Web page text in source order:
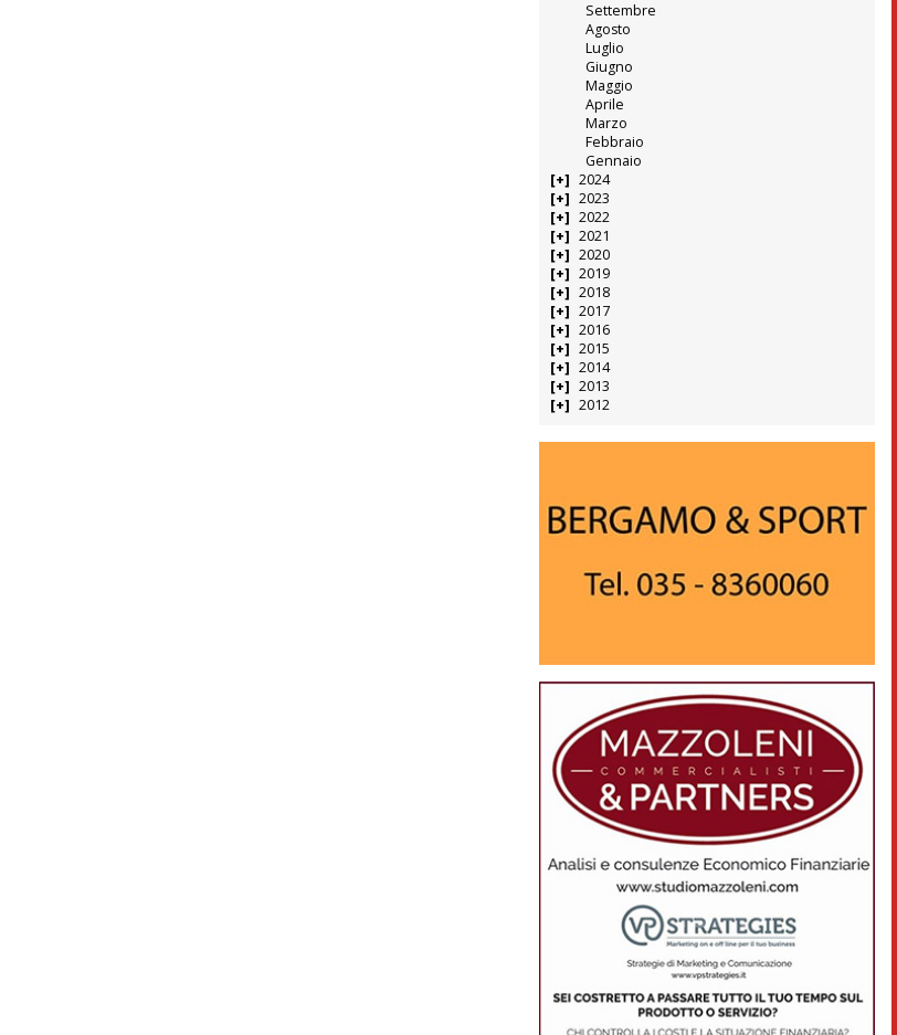
Settembre
Agosto
Luglio
Giugno
Maggio
Aprile
Marzo
Febbraio
Gennaio
2024
2023
2022
2021
2020
2019
2018
2017
2016
2015
2014
2013
2012